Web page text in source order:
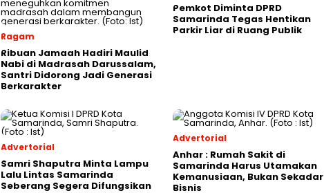
Ragam
Ribuan Jamaah Hadiri Maulid
Nabi di Madrasah Darussalam,
Santri Didorong Jadi Generasi
Berkarakter
Pemkot Diminta DPRD
Samarinda Tegas Hentikan
Parkir Liar di Ruang Publik
Advertorial
Samri Shaputra Minta Lampu
Lalu Lintas Samarinda
Seberang Segera Difungsikan
Advertorial
Anhar : Rumah Sakit di
Samarinda Harus Utamakan
Kemanusiaan, Bukan Sekadar
Bisnis